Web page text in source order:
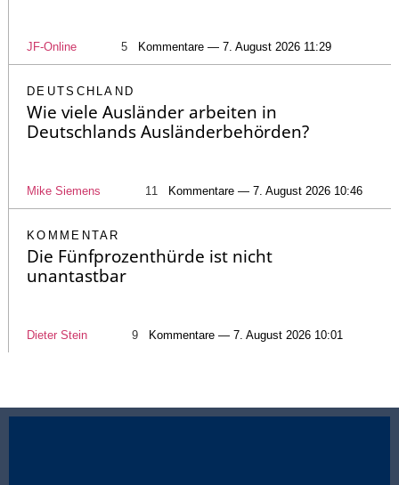
JF-Online 5 Kommentare — 7. August 2026 11:29
DEUTSCHLAND
Wie viele Ausländer arbeiten in
Deutschlands Ausländerbehörden?
Mike Siemens 11 Kommentare — 7. August 2026 10:46
KOMMENTAR
Die Fünfprozenthürde ist nicht
unantastbar
Dieter Stein 9 Kommentare — 7. August 2026 10:01